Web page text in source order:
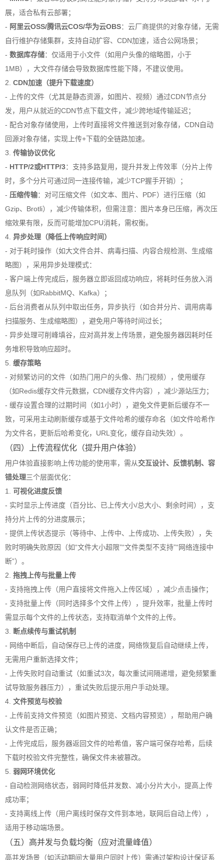
展，适合私有云部署；
- 阿里云OSS/腾讯云COS/华为云OBS：云厂商提供的对象存储，无需
自行维护存储集群，支持自动扩容、CDN加速，适合公网场景；
- 数据库存储：仅适用于小文件（如用户头像的缩略图，小于
1MB），大文件存储会导致数据库性能下降，不建议使用。
2. CDN加速（提升下载速度）
- 上传的文件（尤其是静态资源，如图片、视频）通过CDN节点分
发，用户从就近的CDN节点下载文件，减少跨地域传输延迟；
- 配合对象存储使用，上传时直接将文件推送到对象存储，CDN自动
回源对象存储，实现上传+下载的全链路加速。
3. 传输协议优化
- HTTP/2或HTTP/3：支持多路复用，提升并发上传效率（分片上传
时，多个分片可通过同一连接传输，减少TCP握手开销）；
- 压缩传输：对可压缩文件（如文本、图片、PDF）进行压缩（如
Gzip、Brotli），减少传输体积，但需注意：图片本身已压缩，再次压
缩效果有限，反而可能增加CPU消耗，需权衡。
4. 异步处理（降低上传响应时间）
- 对于耗时操作（如大文件合并、病毒扫描、内容合规检测、生成缩
略图），采用异步处理模式：
- 客户端上传完成后，服务器立即返回成功响应，将耗时任务放入消
息队列（如RabbitMQ、Kafka）；
- 后台消费者从队列中取出任务，异步执行（如合并分片、调用病毒
扫描服务、生成缩略图），避免用户等待时间过长；
- 异步处理可削峰填谷，应对高并发上传场景，避免服务器因耗时任
务堆积导致响应超时。
5. 缓存策略
- 对频繁访问的文件（如热门用户的头像、热门视频），使用缓存
（如Redis缓存文件元数据，CDN缓存文件内容），减少源站压力；
- 缓存设置合理的过期时间（如1小时），避免文件更新后缓存不一
致，可采用主动刷新缓存或基于文件哈希的缓存命名（如文件哈希作
为文件名，更新后哈希变化，URL变化，缓存自动失效）。
（四）上传流程优化（提升用户体验）
用户体验直接影响上传功能的使用率，需从交互设计、反馈机制、容
错处理三个层面优化：
1. 可视化进度反馈
- 实时显示上传进度（百分比、已上传大小/总大小、剩余时间），支
持分片上传的分进度展示；
- 提供上传状态提示（等待中、上传中、上传成功、上传失败），失
败时明确失败原因（如“文件大小超限”“文件类型不支持”“网络连接中
断”）。
2. 拖拽上传与批量上传
- 支持拖拽上传（用户直接将文件拖入上传区域），减少点击操作；
- 支持批量上传（同时选择多个文件上传），提升效率，批量上传时
需显示每个文件的上传状态，支持取消单个文件的上传。
3.
断点续传与重试机制
- 网络中断后，自动保存已上传的进度，网络恢复后自动继续上传，
无需用户重新选择文件；
- 上传失败时自动重试（如重试3次，每次重试间隔递增，避免频繁重
试导致服务器压力），重试失败后提示用户手动处理。
4. 文件预览与校验
- 上传前支持文件预览（如图片预览、文档内容预览），帮助用户确
认文件是否正确；
- 上传完成后，服务器返回文件的哈希值，客户端可保存哈希，后续
下载时校验文件完整性，确保文件未被篡改。
5. 弱网环境优化
- 自动检测网络状态，弱网时降低并发数、减小分片大小，提高上传
成功率；
- 支持离线上传（用户离线时保存文件到本地，联网后自动上传），
适用于移动端场景。
（五）高并发与负载均衡（应对流量峰值）
高并发场景（如活动期间大量用户同时上传）需通过架构设计保证系